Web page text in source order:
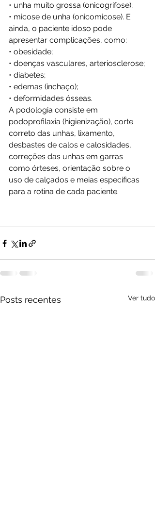
• unha muito grossa (onicogrifose);
• micose de unha (onicomicose). E
ainda, o paciente idoso pode
apresentar complicações, como:
• obesidade;
• doenças vasculares, arteriosclerose;
• diabetes;
• edemas (inchaço);
• deformidades ósseas.
A podologia consiste em
podoprofilaxia (higienização), corte
correto das unhas, lixamento,
desbastes de calos e calosidades,
correções das unhas em garras
como órteses, orientação sobre o
uso de calçados e meias específicas
para a rotina de cada paciente.
Posts recentes Ver tudo